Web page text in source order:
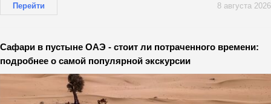
Перейти 8 августа 2026
Сафари в пустыне ОАЭ - стоит ли потраченного времени:
подробнее о самой популярной экскурсии